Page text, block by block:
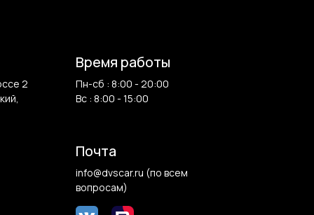
2
Время работы
Пн-сб : 8:00 - 20:00
Вс : 8:00 - 15:00
Почта
info@dvscar.ru (по всем
вопросам)